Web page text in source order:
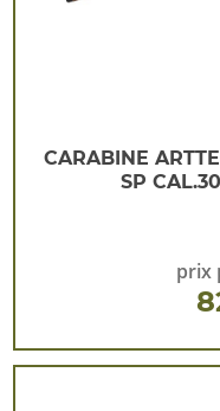
CARABINE
SP
prix